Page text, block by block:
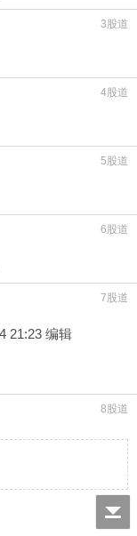
3股道
4股道
5股道
6股道
7股道
21:23 编辑
8股道